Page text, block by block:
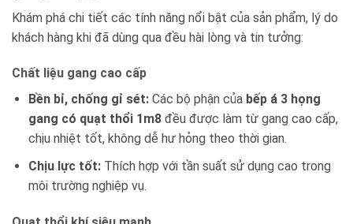
Khám phá chi tiết các tính năng nổi bật của sản phẩm, lý do
khách hàng khi đã dùng qua đều hài lòng và tin tưởng:
Chất liệu gang cao cấp
Bền bỉ, chống gỉ sét:Các bộ phận của bếp á 3 họng
gang có quạt thổi 1m8đều được làm từ gang cao cấp,
chịu nhiệt tốt, không dễ hư hỏng theo thời gian.
Chịu lực tốt:Thích hợp với tần suất sử dụng cao trong
môi trường nghiệp vụ.